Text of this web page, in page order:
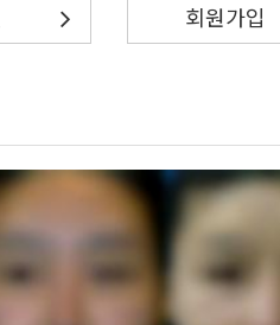
회원가입